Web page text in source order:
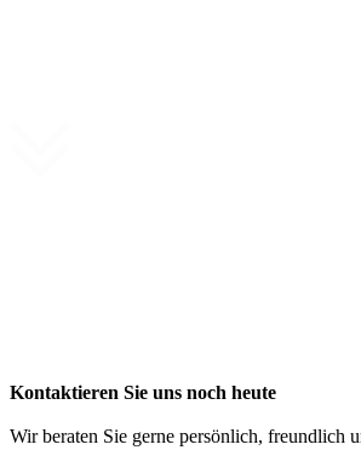
Kontaktieren Sie uns noch heute
Wir beraten Sie gerne persönlich, freundlich